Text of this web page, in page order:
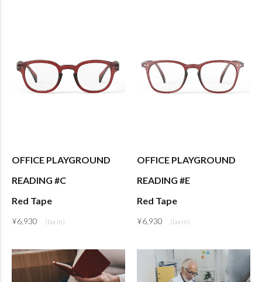
OFFICE PLAYGROUND
READING #C
Red Tape
¥6,930
OFFICE PLAYGROUND
READING #E
Red Tape
¥6,930